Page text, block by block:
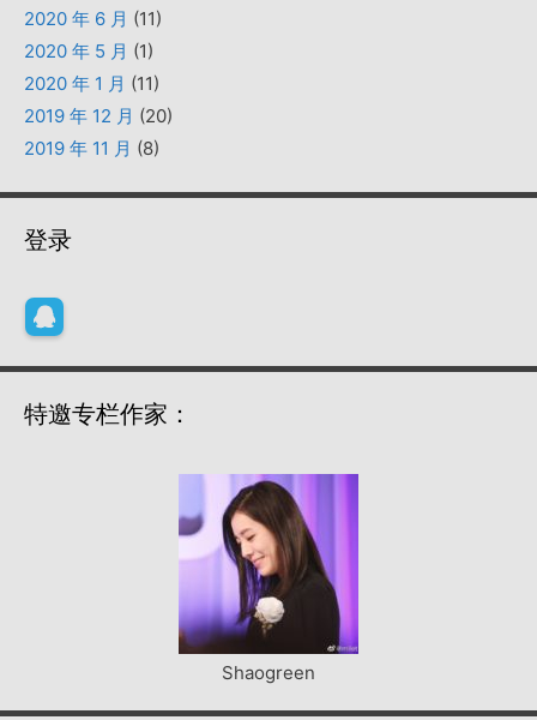
2020 年 6 月 (11)
2020 年 5 月 (1)
2020 年 1 月 (11)
2019 年 12 月 (20)
2019 年 11 月 (8)
登录
特邀专栏作家：
Shaogreen